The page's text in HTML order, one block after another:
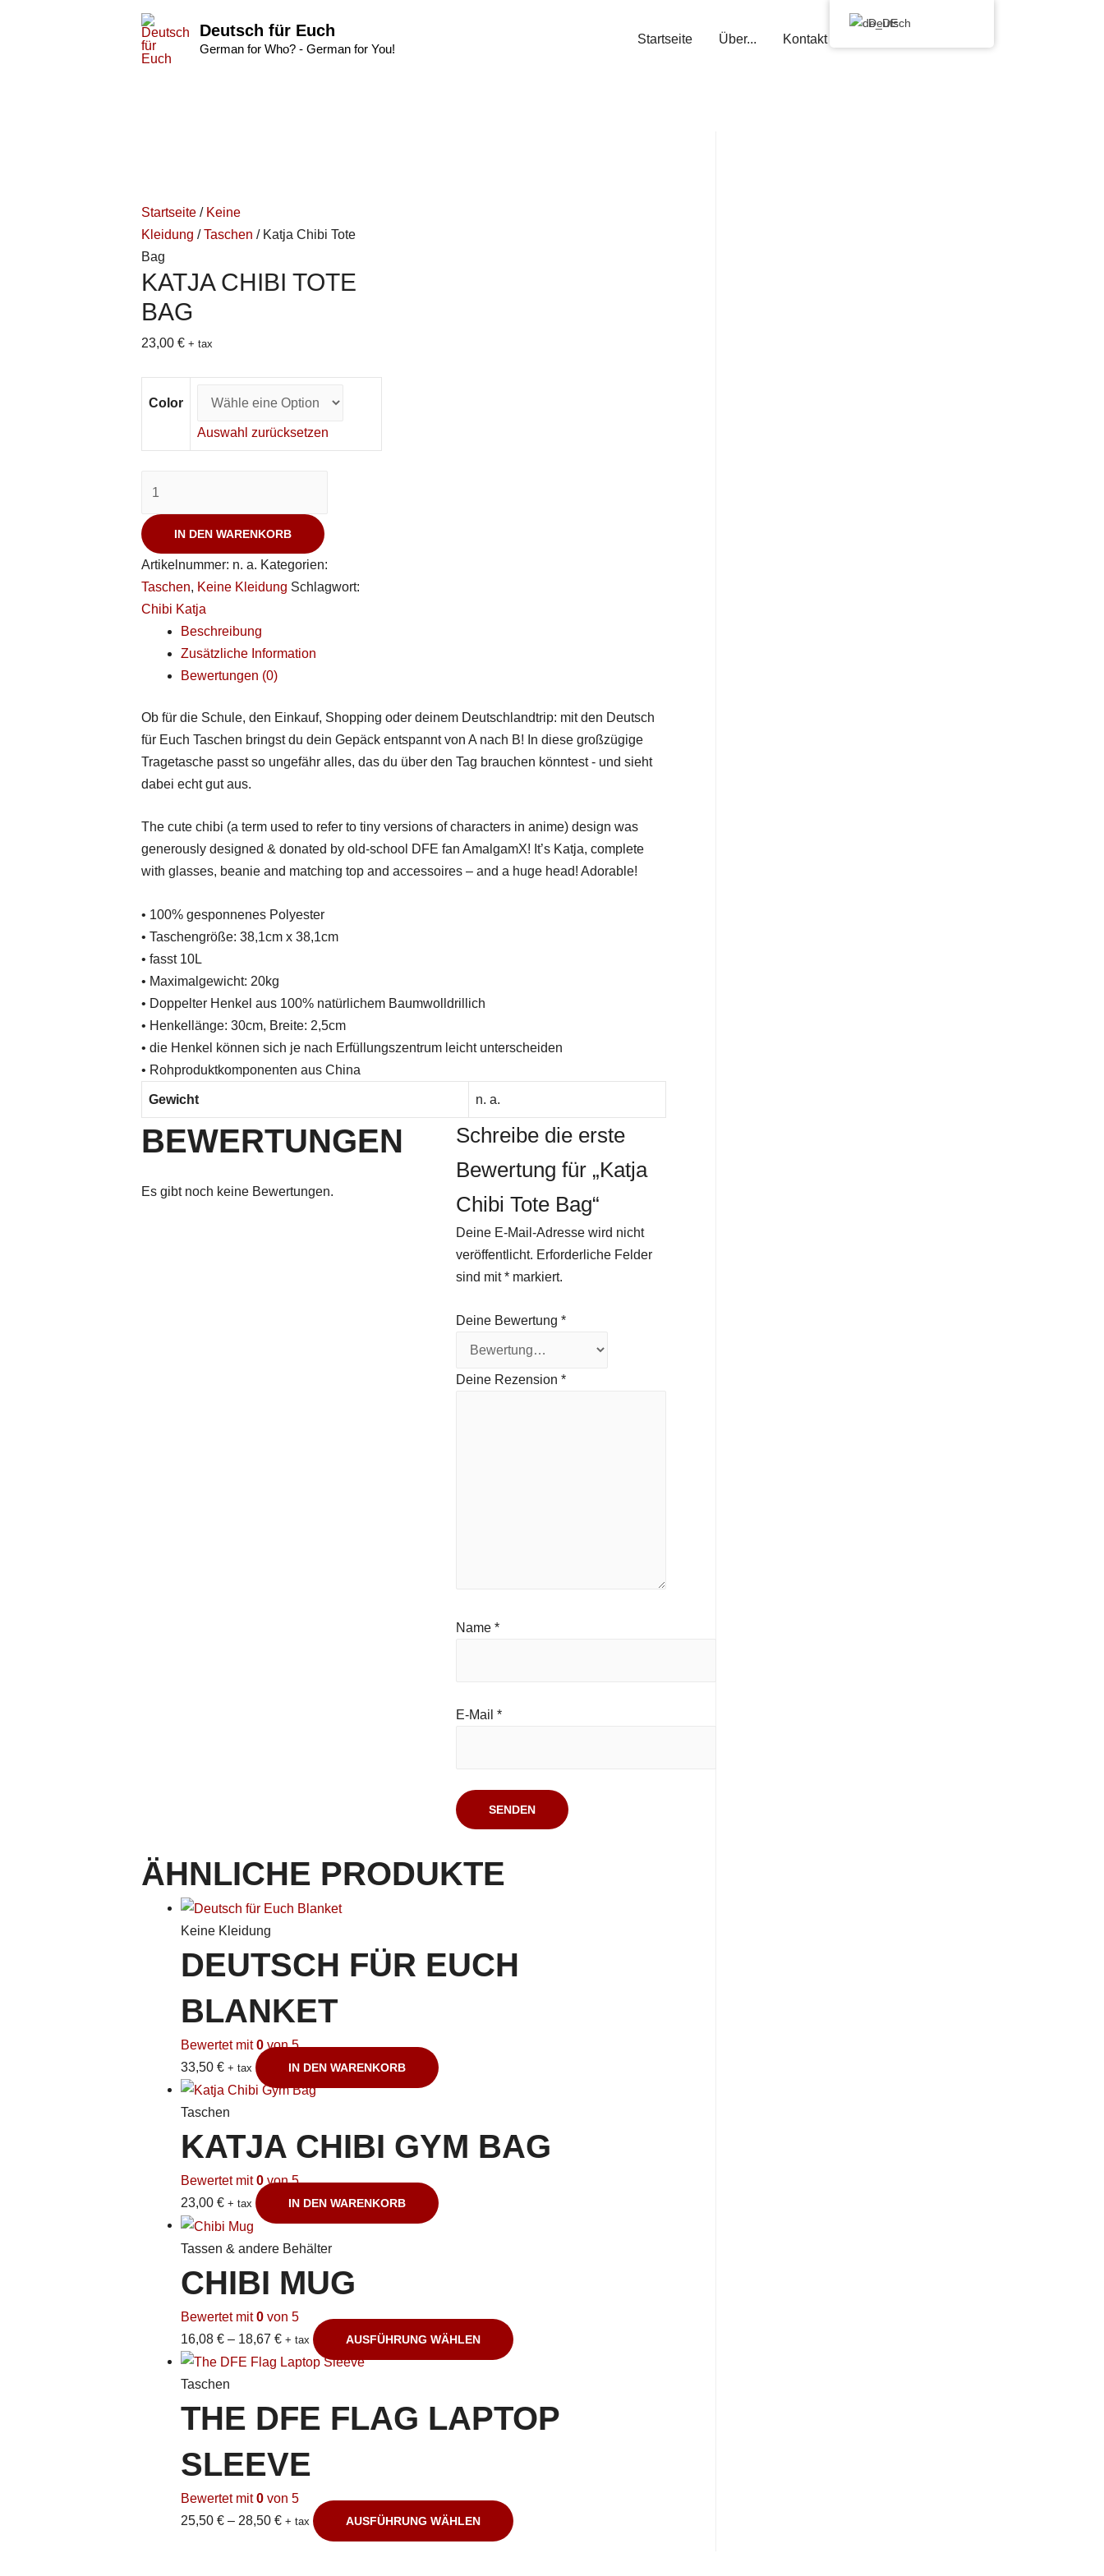
Deutsch für Euch
German for Who? - German for You!
Startseite Über... Kontakt
Startseite / Keine
Kleidung /Taschen / Katja Chibi Tote
Bag
KATJA CHIBI TOTE
BAG
23,00 € + tax
Color
Auswahl zurücksetzen
IN DEN WARENKORB
Artikelnummer: n. a. Kategorien:
Taschen, Keine Kleidung Schlagwort:
Chibi Katja
Beschreibung
Zusätzliche Information
Bewertungen (0)
Ob für die Schule, den Einkauf, Shopping oder deinem Deutschlandtrip: mit den Deutsch
für Euch Taschen bringst du dein Gepäck entspannt von A nach B! In diese großzügige
Tragetasche passt so ungefähr alles, das du über den Tag brauchen könntest - und sieht
dabei echt gut aus.
The cute chibi (a term used to refer to tiny versions of characters in anime) design was
generously designed & donated by old-school DFE fan AmalgamX! It’s Katja, complete
with glasses, beanie and matching top and accessoires – and a huge head! Adorable!
• 100% gesponnenes Polyester
• Taschengröße: 38,1cm x 38,1cm
• fasst 10L
• Maximalgewicht: 20kg
• Doppelter Henkel aus 100% natürlichem Baumwolldrillich
• Henkellänge: 30cm, Breite: 2,5cm
• die Henkel können sich je nach Erfüllungszentrum leicht unterscheiden
• Rohproduktkomponenten aus China
Gewicht n. a.
BEWERTUNGEN
Es gibt noch keine Bewertungen.
Schreibe die erste
Bewertung für „Katja
Chibi Tote Bag“
Deine E-Mail-Adresse wird nicht
veröffentlicht. Erforderliche Felder
sind mit* markiert.
Deine Bewertung*
Deine Rezension*
Name*
E-Mail*
ÄHNLICHE PRODUKTE
Keine Kleidung
DEUTSCH FÜR EUCH
BLANKET
Bewertet mit0 von 5
33,50 € + tax IN DEN WARENKORB
Taschen
KATJA CHIBI GYM BAG
Bewertet mit0 von 5
23,00 € + tax IN DEN WARENKORB
Tassen & andere Behälter
CHIBI MUG
Bewertet mit0 von 5
16,08 € – 18,67 € + tax AUSFÜHRUNG WÄHLEN
Taschen
THE DFE FLAG LAPTOP
SLEEVE
Bewertet mit0 von 5
25,50 € – 28,50 € + tax AUSFÜHRUNG WÄHLEN
Deutsch